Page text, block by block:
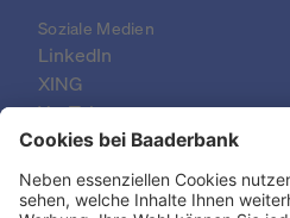
Soziale Medien
LinkedIn
XING
YouTube